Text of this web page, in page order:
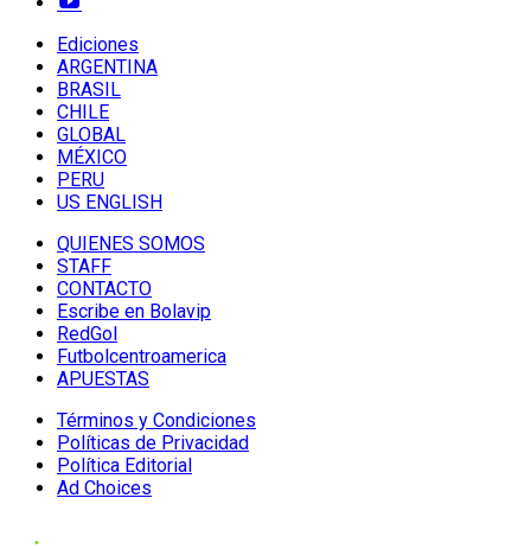
Ediciones
ARGENTINA
BRASIL
CHILE
GLOBAL
MÉXICO
PERU
US ENGLISH
QUIENES SOMOS
STAFF
CONTACTO
Escribe en Bolavip
RedGol
Futbolcentroamerica
APUESTAS
Términos y Condiciones
Políticas de Privacidad
Política Editorial
Ad Choices